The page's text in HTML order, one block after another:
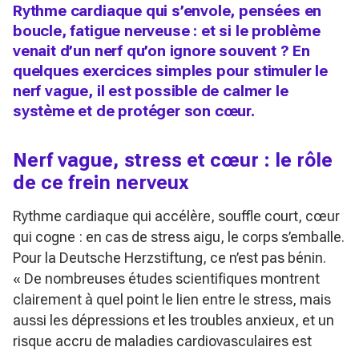
Rythme cardiaque qui s’envole, pensées en
boucle, fatigue nerveuse : et si le problème
venait d’un nerf qu’on ignore souvent ? En
quelques exercices simples pour stimuler le
nerf vague, il est possible de calmer le
système et de protéger son cœur.
Nerf vague, stress et cœur : le rôle
de ce frein nerveux
Rythme cardiaque qui accélère, souffle court, cœur
qui cogne : en cas de stress aigu, le corps s’emballe.
Pour la Deutsche Herzstiftung, ce n’est pas bénin.
« De nombreuses études scientifiques montrent
clairement à quel point le lien entre le stress, mais
aussi les dépressions et les troubles anxieux, et un
risque accru de maladies cardiovasculaires est